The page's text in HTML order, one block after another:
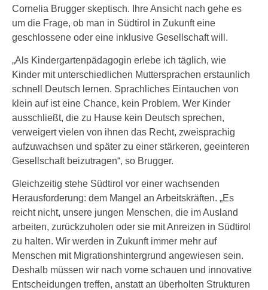
Cornelia Brugger skeptisch. Ihre Ansicht nach gehe es
um die Frage, ob man in Südtirol in Zukunft eine
geschlossene oder eine inklusive Gesellschaft will.
„Als Kindergartenpädagogin erlebe ich täglich, wie
Kinder mit unterschiedlichen Muttersprachen erstaunlich
schnell Deutsch lernen. Sprachliches Eintauchen von
klein auf ist eine Chance, kein Problem. Wer Kinder
ausschließt, die zu Hause kein Deutsch sprechen,
verweigert vielen von ihnen das Recht, zweisprachig
aufzuwachsen und später zu einer stärkeren, geeinteren
Gesellschaft beizutragen“, so Brugger.
Gleichzeitig stehe Südtirol vor einer wachsenden
Herausforderung: dem Mangel an Arbeitskräften. „Es
reicht nicht, unsere jungen Menschen, die im Ausland
arbeiten, zurückzuholen oder sie mit Anreizen in Südtirol
zu halten. Wir werden in Zukunft immer mehr auf
Menschen mit Migrationshintergrund angewiesen sein.
Deshalb müssen wir nach vorne schauen und innovative
Entscheidungen treffen, anstatt an überholten Strukturen